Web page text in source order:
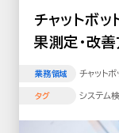
チャットボ
果測定・改
業務領域 チャットボ
タグ システム